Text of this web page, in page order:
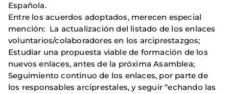
Española.
Entre los acuerdos adoptados, merecen especial
mención: La actualización del listado de los enlaces
voluntarios/colaboradores en los arciprestazgos;
Estudiar una propuesta viable de formación de los
nuevos enlaces, antes de la próxima Asamblea;
Seguimiento continuo de los enlaces, por parte de
los responsables arciprestales, y seguir “echando las